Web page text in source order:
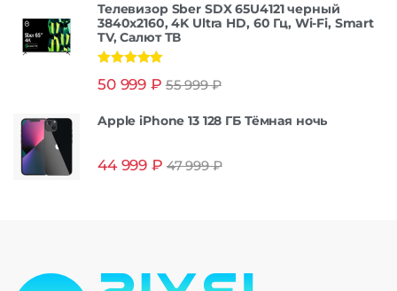
Телевизор Sber SDX 65U4121 черный
3840x2160, 4K Ultra HD, 60 Гц, Wi-Fi, Smart
TV, Салют ТВ
из 5
50 999 ₽ 55 999₽
Apple iPhone 13 128 ГБ Тёмная ночь
44 999 ₽ 47 999₽